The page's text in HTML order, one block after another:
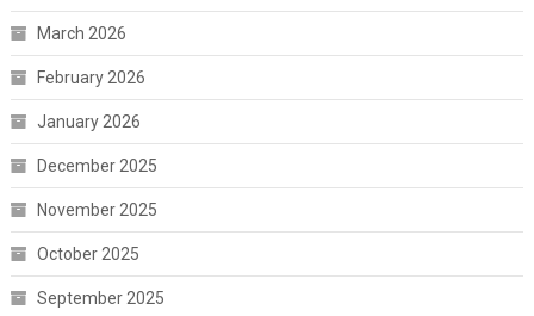
March 2026
February 2026
January 2026
December 2025
November 2025
October 2025
September 2025